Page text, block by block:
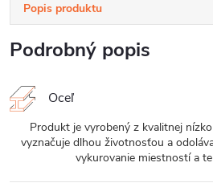
Popis produktu
Podrobný popis
Oceľ
Produkt je vyrobený z kvalitnej
vyznačuje dlhou životnosťou a
vykurovanie miestností a